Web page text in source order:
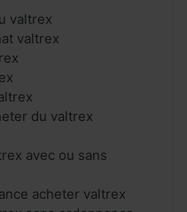
valtrex
valtrex
du valtrex
avec ou sans
acheter valtrex